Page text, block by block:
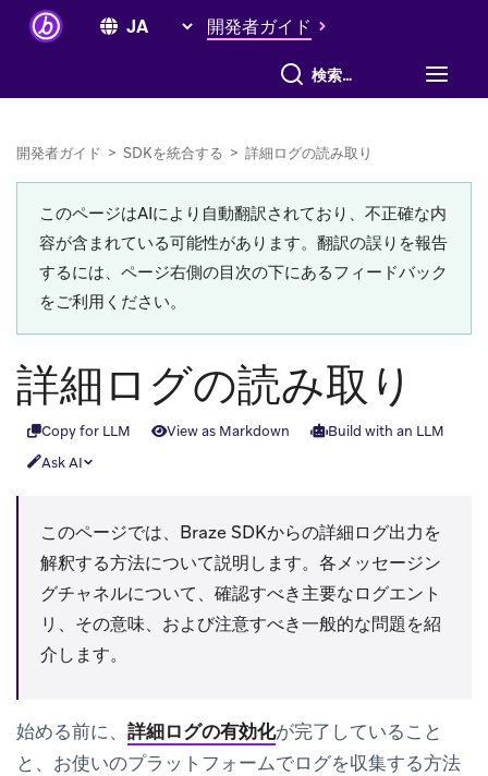
開発者ガイド
すべて検索
開発者ガイド > SDKを統合する > 詳細ログの読み取り
このページはAIにより自動翻訳されており、不正確な内
容が含まれている可能性があります。翻訳の誤りを報告
するには、ページ右側の目次の下にあるフィードバック
をご利用ください。
詳細ログの読み取り
Copy for LLM View as Markdown
Build with an LLM
Ask AI
このページでは、Braze SDKからの詳細ログ出力を
解釈する方法について説明します。各メッセージン
グチャネルについて、確認すべき主要なログエント
リ、その意味、および注意すべき一般的な問題を紹
介します。
始める前に、 詳細ログの有効化が完了していること
と、お使いのプラットフォームでログを収集する方法